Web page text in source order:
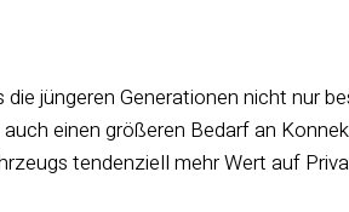
jüngeren Generationen nicht nur
einen größeren Bedarf an
tendenziell mehr Wert auf